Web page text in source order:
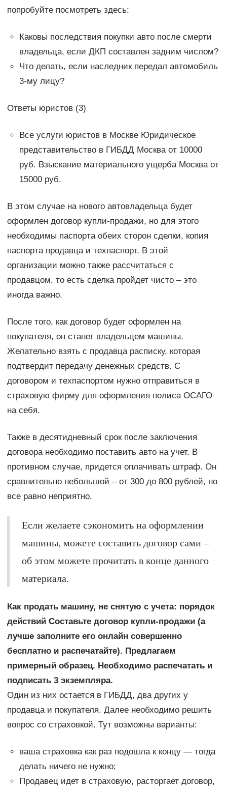
попробуйте посмотреть здесь:
Каковы последствия покупки авто после смерти
владельца, если ДКП составлен задним числом?
Что делать, если наследник передал автомобиль
3-му лицу?
Ответы юристов (3)
Все услуги юристов в Москве Юридическое
представительство в ГИБДД Москва от 10000
руб. Взыскание материального ущерба Москва от
15000 руб.
В этом случае на нового автовладельца будет
оформлен договор купли-продажи, но для этого
необходимы паспорта обеих сторон сделки, копия
паспорта продавца и техпаспорт. В этой
организации можно также рассчитаться с
продавцом, то есть сделка пройдет чисто – это
иногда важно.
После того, как договор будет оформлен на
покупателя, он станет владельцем машины.
Желательно взять с продавца расписку, которая
подтвердит передачу денежных средств. С
договором и техпаспортом нужно отправиться в
страховую фирму для оформления полиса ОСАГО
на себя.
Также в десятидневный срок после заключения
договора необходимо поставить авто на учет. В
противном случае, придется оплачивать штраф. Он
сравнительно небольшой – от 300 до 800 рублей, но
все равно неприятно.
Если желаете сэкономить на оформлении
машины, можете составить договор сами –
об этом можете прочитать в конце данного
материала.
Как продать машину, не снятую с учета: порядок
действий Составьте договор купли-продажи (а
лучше заполните его онлайн совершенно
бесплатно и распечатайте). Предлагаем
примерный образец. Необходимо распечатать и
подписать 3 экземпляра.
Один из них остается в ГИБДД, два других у
продавца и покупателя. Далее необходимо решить
вопрос со страховкой. Тут возможны варианты:
ваша страховка как раз подошла к концу — тогда
делать ничего не нужно;
Продавец идет в страховую, расторгает договор,